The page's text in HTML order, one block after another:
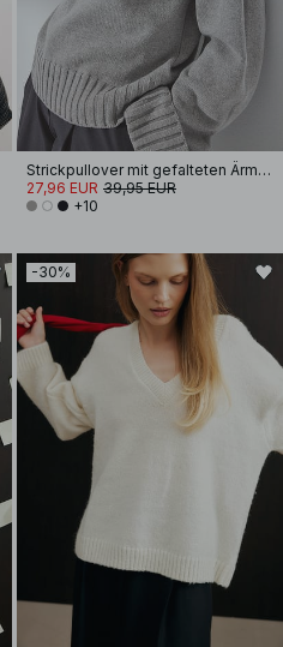
Strickpullover mit gefalteten Ärmeln
27,96 EUR 39,95 EUR
+10
-30%